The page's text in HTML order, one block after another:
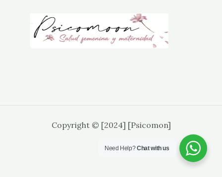
Copyright © [2024] [Psicomon]
Need Help?Chat with us